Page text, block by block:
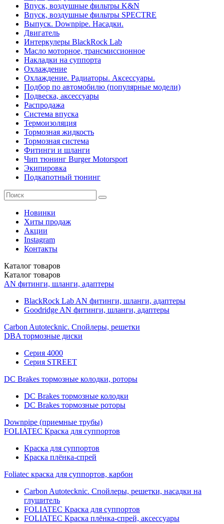
Впуск, воздушные фильтры K&N
Впуск, воздушные фильтры SPECTRE
Выпуск. Downpipe. Насадки.
Двигатель
Интеркулеры BlackRock Lab
Масло моторное, трансмиссионное
Накладки на суппорта
Охлаждение
Охлаждение. Радиаторы. Аксессуары.
Подбор по автомобилю (популярные модели)
Подвеска, аксессуары
Распродажа
Система впуска
Термоизоляция
Тормозная жидкость
Тормозная система
Фитинги и шланги
Чип тюнинг Burger Motorsport
Экипировка
Подкапотный тюнинг
Новинки
Хиты продаж
Акции
Instagram
Контакты
Каталог товаров
Каталог товаров
AN фитинги, шланги, адаптеры
BlackRock Lab AN фитинги, шланги, адаптеры
Goodridge AN фитинги, шланги, адаптеры
Carbon Autotecknic. Спойлеры, решетки
DBA тормозные диски
Серия 4000
Серия STREET
DC Brakes тормозные колодки, роторы
DC Brakes тормозные колодки
DC Brakes тормозные роторы
Downpipe (приемные трубы)
FOLIATEC Краска для суппортов
Краска для суппортов
Краска плёнка-спрей
Foliatec краска для суппортов, карбон
Carbon Autotecknic. Спойлеры, решетки, насадки на
глушитель
FOLIATEC Краска для суппортов
FOLIATEC Краска плёнка-спрей, аксессуары